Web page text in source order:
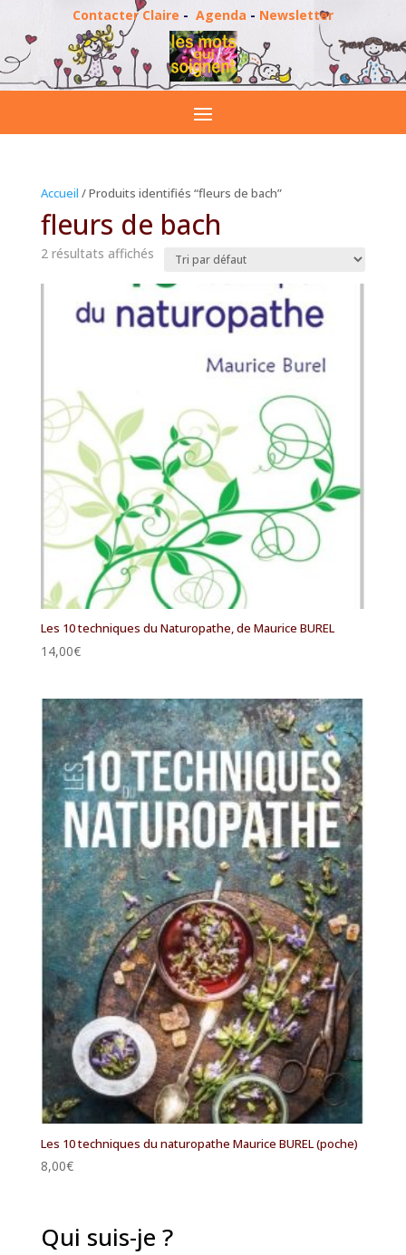
Contacter Claire - Agenda - Newsletter
Accueil / Produits identifiés “fleurs de bach”
fleurs de bach
2 résultats affichés
Les 10 techniques du Naturopathe, de Maurice BUREL
14,00€
Les 10 techniques du naturopathe Maurice BUREL (poche)
8,00€
Qui suis-je ?